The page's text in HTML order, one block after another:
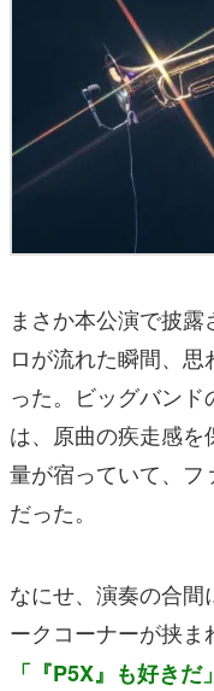
まさか本公演で披
ロが流れた瞬間、
った。ビッグバン
は、原曲の疾走感
量が宿っていて、
だった。
なにせ、演奏の合間
ークコーナーが挟ま
「『P5X』も好き